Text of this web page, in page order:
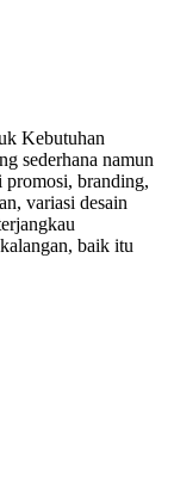
Kebutuhan
sederhana namun
promosi, branding,
variasi desain
baik itu